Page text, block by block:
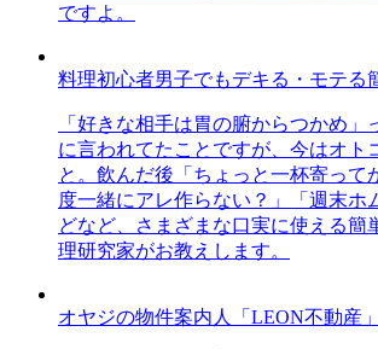
ですよ。
料理初心者男子でもデキる・モテる
「好きな相手は胃の腑からつかめ」
に言われてたことですが、今はオト
と。飲んだ後「ちょっと一杯寄って
度一緒にアレ作らない？」「週末ホ
どなど、さまざまな口実に使える簡
理研究家がお教えします。
オヤジの物件案内人「LEON不動産」